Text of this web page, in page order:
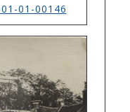
01-00146